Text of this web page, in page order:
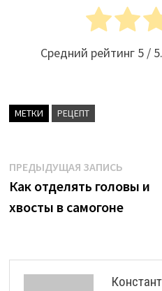
Средний рейтинг 5 /
МЕТКИ РЕЦЕПТ
Навигация
по
ПРЕДЫДУЩАЯ ЗАПИСЬ
запись:
Как отделять головы и
хвосты в самогоне